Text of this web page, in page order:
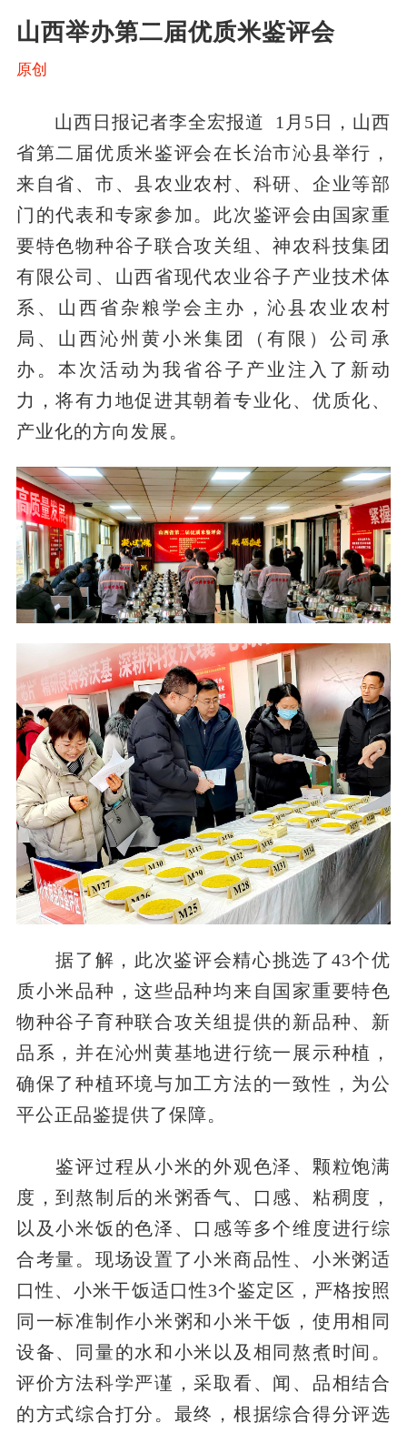
山西举办第二届优质米鉴评会
原创
山西日报记者李全宏报道 1月5日，山西
省第二届优质米鉴评会在长治市沁县举行，
来自省、市、县农业农村、科研、企业等部
门的代表和专家参加。此次鉴评会由国家重
要特色物种谷子联合攻关组、神农科技集团
有限公司、山西省现代农业谷子产业技术体
系、山西省杂粮学会主办，沁县农业农村
局、山西沁州黄小米集团（有限）公司承
办。本次活动为我省谷子产业注入了新动
力，将有力地促进其朝着专业化、优质化、
产业化的方向发展。
据了解，此次鉴评会精心挑选了43个优
质小米品种，这些品种均来自国家重要特色
物种谷子育种联合攻关组提供的新品种、新
品系，并在沁州黄基地进行统一展示种植，
确保了种植环境与加工方法的一致性，为公
平公正品鉴提供了保障。
鉴评过程从小米的外观色泽、颗粒饱满
度，到熬制后的米粥香气、口感、粘稠度，
以及小米饭的色泽、口感等多个维度进行综
合考量。现场设置了小米商品性、小米粥适
口性、小米干饭适口性3个鉴定区，严格按照
同一标准制作小米粥和小米干饭，使用相同
设备、同量的水和小米以及相同熬煮时间。
评价方法科学严谨，采取看、闻、品相结合
的方式综合打分。最终，根据综合得分评选